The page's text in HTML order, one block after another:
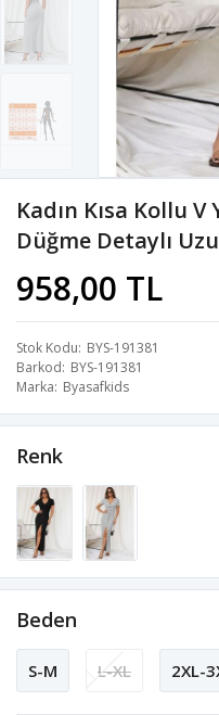
Kadın Kısa Kollu V
Düğme Detaylı
958,00 TL
Stok Kodu BYS-191381
Barkod BYS-191381
Marka Byasafkids
Renk
Beden
S-M L-XL 2XL-